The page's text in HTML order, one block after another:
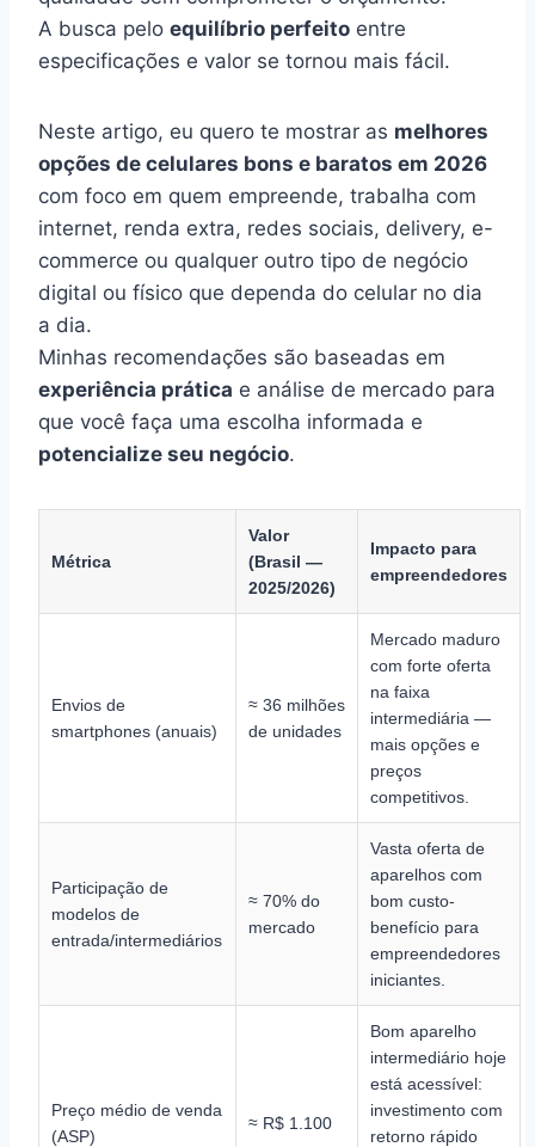
A busca pelo equilíbrio perfeito entre
especificações e valor se tornou mais fácil.
Neste artigo, eu quero te mostrar as melhores
opções de celulares bons e baratos em 2026
com foco em quem empreende, trabalha com
internet, renda extra, redes sociais, delivery, e-
commerce ou qualquer outro tipo de negócio
digital ou físico que dependa do celular no dia
a dia.
Minhas recomendações são baseadas em
experiência prática e análise de mercado para
que você faça uma escolha informada e
potencialize seu negócio.
Métrica
Valor
(Brasil —
2025/2026)
Impacto para
empreendedores
Envios de
smartphones (anuais)
≈ 36 milhões
de unidades
Mercado maduro
com forte oferta
na faixa
intermediária —
mais opções e
preços
competitivos.
Participação de
modelos de
entrada/intermediários
≈ 70% do
mercado
Vasta oferta de
aparelhos com
bom custo-
benefício para
empreendedores
iniciantes.
Preço médio de venda
(ASP)
≈ R$ 1.100
Bom aparelho
intermediário hoje
está acessível:
investimento com
retorno rápido